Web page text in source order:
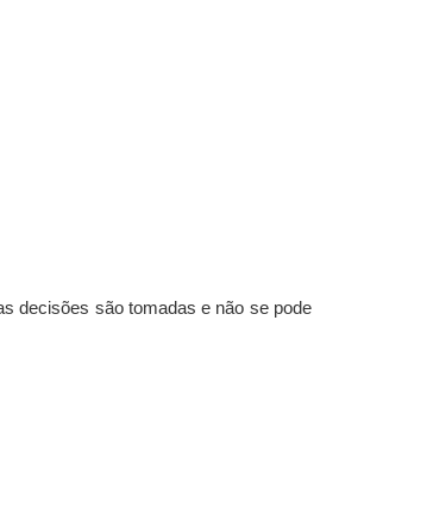
decisões são tomadas e não se pode